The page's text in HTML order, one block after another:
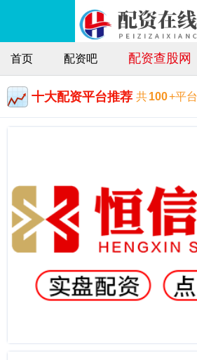
首页 配资吧 配资查股网
十大配资平台推荐 共100+平台